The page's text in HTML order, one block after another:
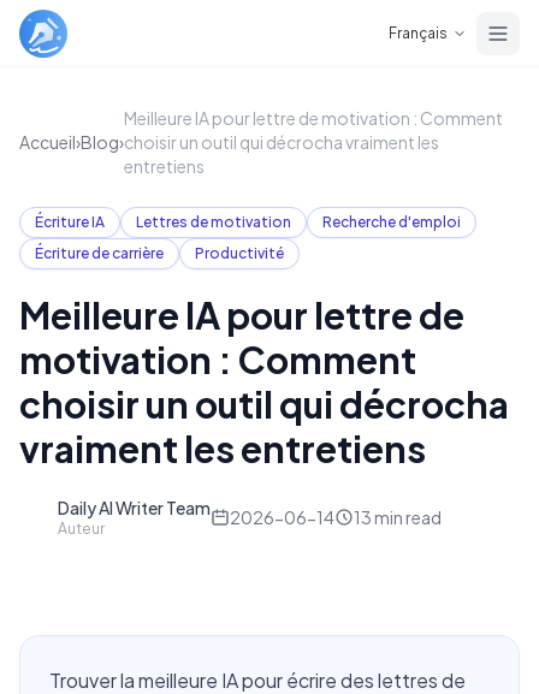
Français
Accueil›Blog›
Meilleure IA pour lettre de motivation : Comment
choisir un outil qui décrocha vraiment les
entretiens
Écriture IA Lettres de motivation
Recherche d'emploi
Écriture de carrière
Productivité
Meilleure IA pour lettre de
motivation : Comment
choisir un outil qui décrocha
vraiment les entretiens
Daily AI Writer Team
Auteur
2026-06-14 13 min read
Trouver la meilleure IA pour écrire des lettres de